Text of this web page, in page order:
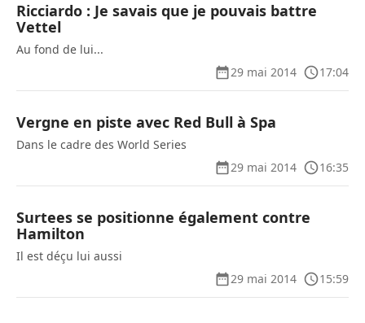
Ricciardo : Je savais que je pouvais battre
Vettel
Au fond de lui...
29 mai 2014
17:04
Vergne en piste avec Red Bull à Spa
Dans le cadre des World Series
29 mai 2014
16:35
Surtees se positionne également contre
Hamilton
Il est déçu lui aussi
29 mai 2014
15:59